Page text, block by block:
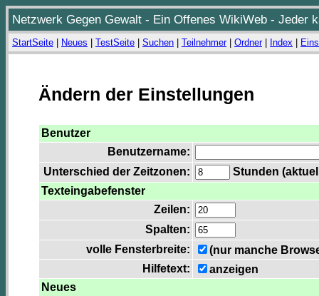
Netzwerk Gegen Gewalt - Ein Offenes WikiWeb - Jeder
StartSeite Neues TestSeite Suchen Teilnehmer| Ordner| Index
Ändern der Einstellungen
Benutzer
Benutzername:
Unterschied der Zeitzonen:
Stunden
Texteingabefenster
Zeilen:
Spalten:
volle Fensterbreite:
(nur manche
Hilfetext:
anzeigen
Neues